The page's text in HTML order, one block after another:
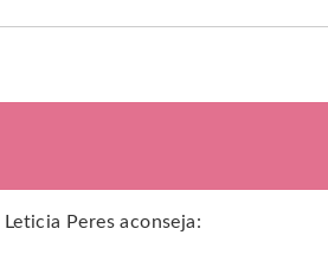
Peres aconseja: